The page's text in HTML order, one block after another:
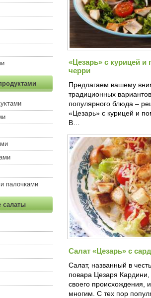
палочками
салаты
«Цезарь» с курицей
черри
Предлагаем вашему
традиционных
популярного блюда –
«Цезарь» с курицей и
В…
Салат «Цезарь» с
Салат, названный в
повара Цезаря
своего происхождения,
многим. С тех пор